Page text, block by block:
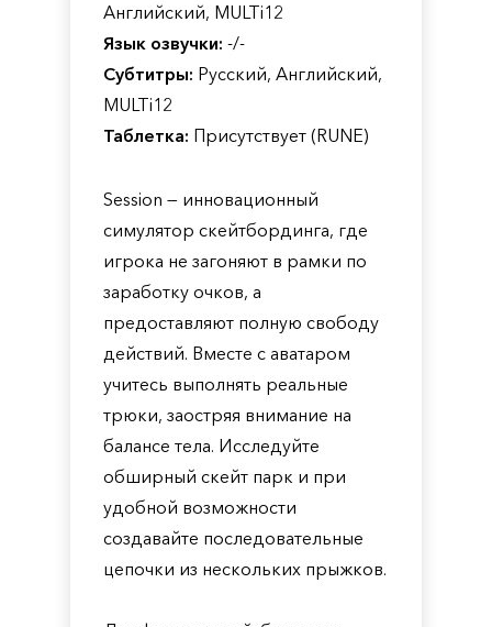
Английский, MULTi12
Язык озвучки: -/-
Субтитры: Русский, Английский,
MULTi12
Таблетка: Присутствует (RUNE)
Session — инновационный
симулятор скейтбординга, где
игрока не загоняют в рамки по
заработку очков, а
предоставляют полную свободу
действий. Вместе с аватаром
учитесь выполнять реальные
трюки, заостряя внимание на
балансе тела. Исследуйте
обширный скейт парк и при
удобной возможности
создавайте последовательные
цепочки из нескольких прыжков.